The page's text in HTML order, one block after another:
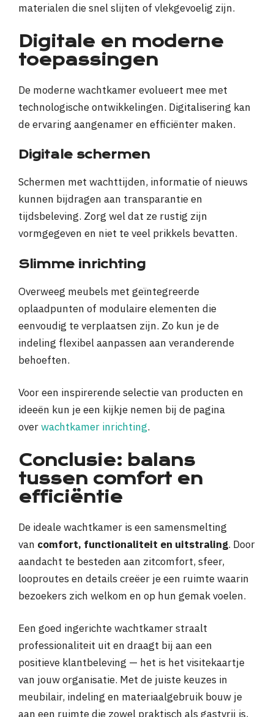
materialen die snel slijten of vlekgevoelig zijn.
Digitale en moderne
toepassingen
De moderne wachtkamer evolueert mee met
technologische ontwikkelingen. Digitalisering kan
de ervaring aangenamer en efficiënter maken.
Digitale schermen
Schermen met wachttijden, informatie of nieuws
kunnen bijdragen aan transparantie en
tijdsbeleving. Zorg wel dat ze rustig zijn
vormgegeven en niet te veel prikkels bevatten.
Slimme inrichting
Overweeg meubels met geïntegreerde
oplaadpunten of modulaire elementen die
eenvoudig te verplaatsen zijn. Zo kun je de
indeling flexibel aanpassen aan veranderende
behoeften.
Voor een inspirerende selectie van producten en
ideeën kun je een kijkje nemen bij de pagina
overwachtkamer inrichting.
Conclusie: balans
tussen comfort en
efficiëntie
De ideale wachtkamer is een samensmelting
van comfort, functionaliteit en uitstraling. Door
aandacht te besteden aan zitcomfort, sfeer,
looproutes en details creëer je een ruimte waarin
bezoekers zich welkom en op hun gemak voelen.
Een goed ingerichte wachtkamer straalt
professionaliteit uit en draagt bij aan een
positieve klantbeleving — het is het visitekaartje
van jouw organisatie. Met de juiste keuzes in
meubilair, indeling en materiaalgebruik bouw je
aan een ruimte die zowel praktisch als gastvrij is,